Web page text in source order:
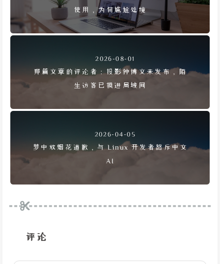
使用，为何尴尬处境
2026-08-01
那篇文章的评论者：投影钟博文未发布，陌
生访客已摸进局域网
2026-04-05
梦中放烟花道歉，与 Linux 开发者怒斥中文
AI
评论